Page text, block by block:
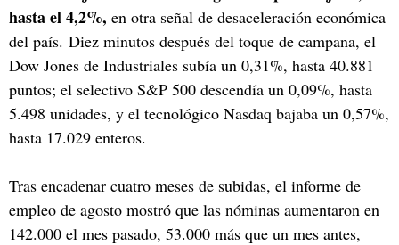
hasta el 4,2%, en otra señal de desaceleración económica
del país. Diez minutos después del toque de campana, el
Dow Jones de Industriales subía un 0,31%, hasta 40.881
puntos; el selectivo S&P 500 descendía un 0,09%, hasta
5.498 unidades, y el tecnológico Nasdaq bajaba un 0,57%,
hasta 17.029 enteros.
Tras encadenar cuatro meses de subidas, el informe de
empleo de agosto mostró que las nóminas aumentaron en
142.000 el mes pasado, 53.000 más que un mes antes,